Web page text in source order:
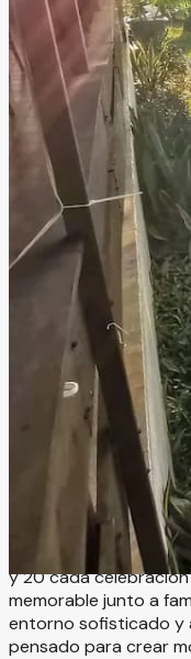
Los
Tampico, Tamaulipas
Información
Faroles 40 y 20 es
ubicado en Tampico,
inolvidables en un
excelente atención.
ambientación,
el escenario perfecto
graduaciones y
y 20 cada
memorable junto a
entorno sofisticado y
pensado para crear